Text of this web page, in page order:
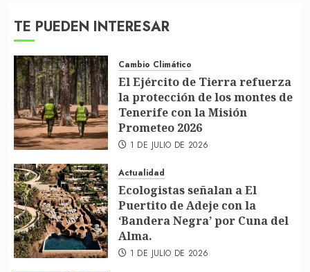
TE PUEDEN INTERESAR
Cambio Climático
El Ejército de Tierra refuerza
la protección de los montes de
Tenerife con la Misión
Prometeo 2026
1 DE JULIO DE 2026
Actualidad
Ecologistas señalan a El
Puertito de Adeje con la
‘Bandera Negra’ por Cuna del
Alma.
1 DE JULIO DE 2026